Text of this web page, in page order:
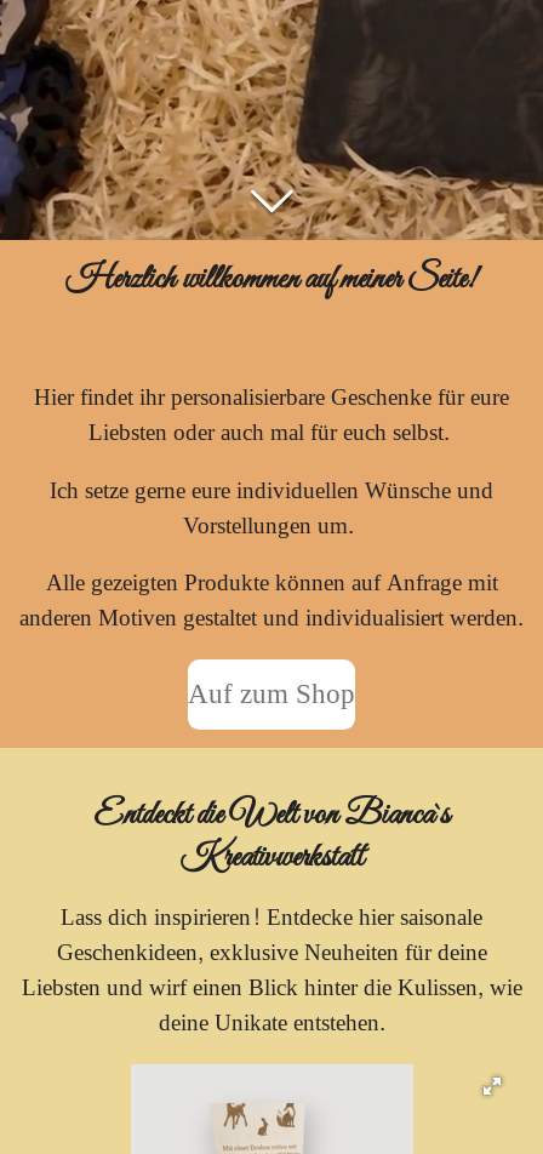
Herzlich willkommen auf meiner Seite!
Hier findet ihr personalisierbare Geschenke für eure
Liebsten oder auch mal für euch selbst.
Ich setze gerne eure individuellen Wünsche und
Vorstellungen um.
Alle gezeigten Produkte können auf Anfrage mit
anderen Motiven gestaltet und individualisiert werden.
Auf zum Shop
Entdeckt die Welt von Bianca`s
Kreativwerkstatt
Lass dich inspirieren! Entdecke hier saisonale
Geschenkideen, exklusive Neuheiten für deine
Liebsten und wirf einen Blick hinter die Kulissen, wie
deine Unikate entstehen.